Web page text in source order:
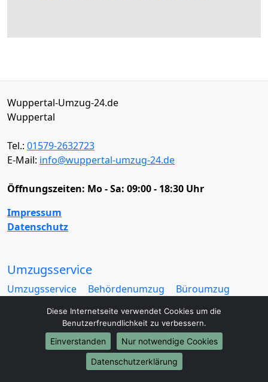
Wuppertal-Umzug-24.de
Wuppertal
Tel.: 01579-2632723
E-Mail: info@wuppertal-umzug-24.de
Öffnungszeiten: Mo - Sa: 09:00 - 18:30 Uhr
Impressum
Datenschutz
Umzugsservice
Umzugsservice Behördenumzug
Büroumzug
Mini Umzug
Praxisumzug
Privatumzug
Seniorenumzug
Studentenumzug
Beiladung
Entrümpelung
Halteverbotszone
Klaviertransport
Haushaltsauflösung
Möbeltaxi
Diese Internetseite verwendet Cookies um die
Benutzerfreundlichkeit zu verbessern.
Einverstanden
Nur notwendige Cookies
Datenschutzerklärung